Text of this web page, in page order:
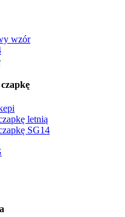
wzór
letnią
SG14